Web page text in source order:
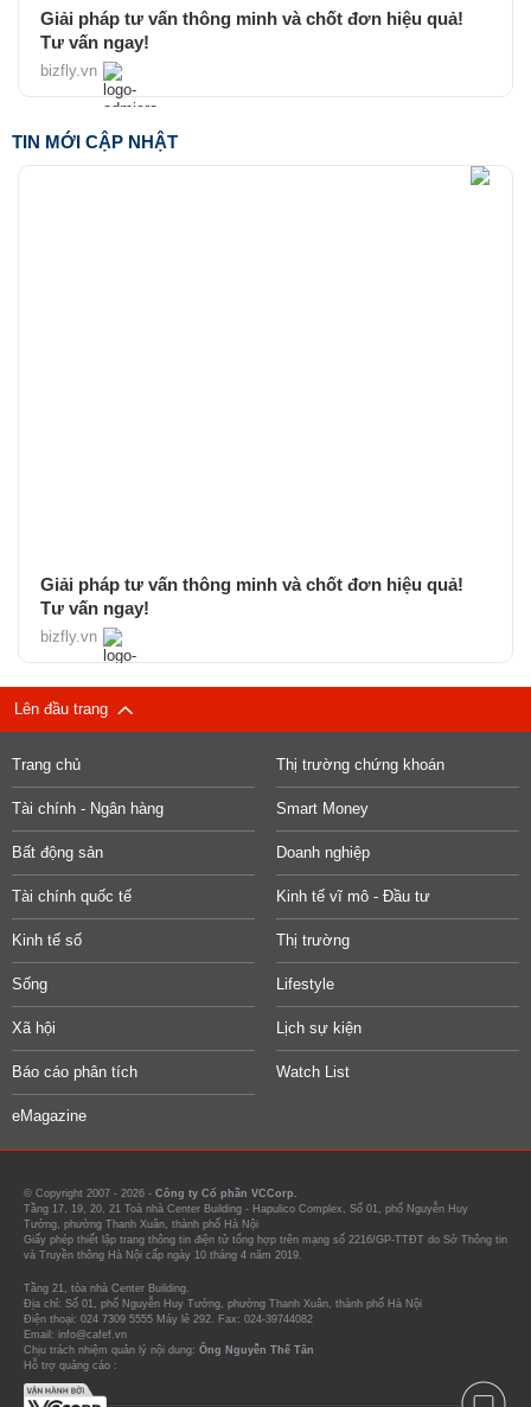
Giải pháp tư vấn thông minh và chốt đơn hiệu quả!
Tư vấn ngay!
bizfly.vn
TIN MỚI CẬP NHẬT
Giải pháp tư vấn thông minh và chốt đơn hiệu quả!
Tư vấn ngay!
bizfly.vn
Lên đầu trang
Trang chủ Thị trường chứng khoán
Tài chính - Ngân hàng Smart Money
Bất động sản Doanh nghiệp
Tài chính quốc tế Kinh tế vĩ mô - Đầu tư
Kinh tế số Thị trường
Sống Lifestyle
Xã hội Lịch sự kiện
Báo cáo phân tích Watch List
eMagazine
© Copyright 2007 - 2026 - Công ty Cổ phần VCCorp.
Tầng 17, 19, 20, 21 Toà nhà Center Building - Hapulico Complex, Số 01, phố Nguyễn Huy
Tưởng, phường Thanh Xuân, thành phố Hà Nội
Giấy phép thiết lập trang thông tin điện tử tổng hợp trên mạng số 2216/GP-TTĐT do Sở Thông tin
và Truyền thông Hà Nội cấp ngày 10 tháng 4 năm 2019.
Tầng 21, tòa nhà Center Building.
Địa chỉ: Số 01, phố Nguyễn Huy Tưởng, phường Thanh Xuân, thành phố Hà Nội
Điện thoại: 024 7309 5555 Máy lẻ 292. Fax: 024-39744082
Email: info@cafef.vn
Chịu trách nhiệm quản lý nội dung: Ông Nguyễn Thế Tân
Hỗ trợ quảng cáo :